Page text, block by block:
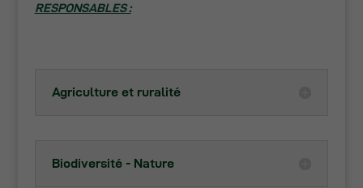
RESPONSABLES :
Agriculture et ruralité
Biodiversité - Nature